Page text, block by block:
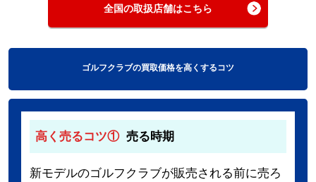
全国の取扱店舗はこちら
ゴルフクラブの買取価格を高くするコツ
高く売るコツ① 売る時期
新モデルのゴルフクラブが販売される前に売ろ